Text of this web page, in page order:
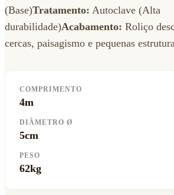
(Base)Tratamento: Autoclave (Alta
durabilidade)Acabamento: Roliço
cercas, paisagismo e pequenas
COMPRIMENTO
4m
DIÂMETRO Ø
5cm
PESO
62kg